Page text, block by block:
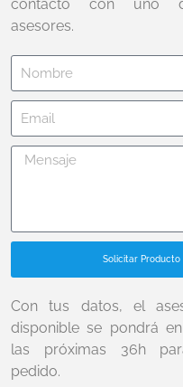
contacto con uno
asesores.
Solicitar Producto
Con tus datos, el
disponible se pondrá
las próximas 36h
pedido.